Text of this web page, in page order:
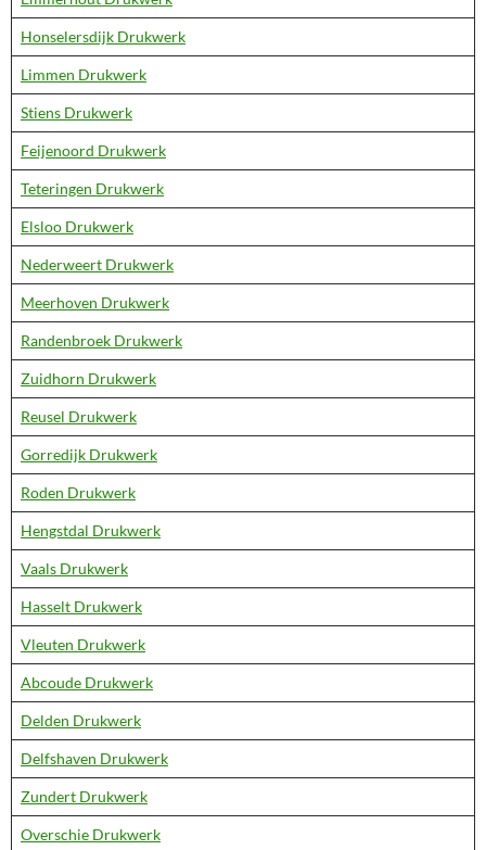
Honselersdijk Drukwerk
Limmen Drukwerk
Stiens Drukwerk
Feijenoord Drukwerk
Teteringen Drukwerk
Elsloo Drukwerk
Nederweert Drukwerk
Meerhoven Drukwerk
Randenbroek Drukwerk
Zuidhorn Drukwerk
Reusel Drukwerk
Gorredijk Drukwerk
Roden Drukwerk
Hengstdal Drukwerk
Vaals Drukwerk
Hasselt Drukwerk
Vleuten Drukwerk
Abcoude Drukwerk
Delden Drukwerk
Delfshaven Drukwerk
Zundert Drukwerk
Overschie Drukwerk